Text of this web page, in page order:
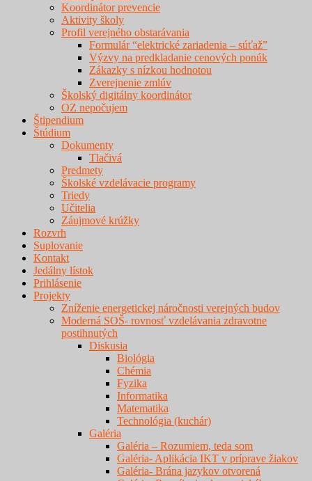
Koordinátor prevencie
Aktivity školy
Profil verejného obstarávania
Formulár “elektrické zariadenia – súťaž”
Výzvy na predkladanie cenových ponúk
Zákazky s nízkou hodnotou
Zverejnenie zmlúv
Školský digitálny koordinátor
OZ nepočujem
Štipendium
Štúdium
Dokumenty
Tlačivá
Predmety
Školské vzdelávacie programy
Triedy
Učitelia
Záujmové krúžky
Rozvrh
Suplovanie
Kontakt
Jedálny lístok
Prihlásenie
Projekty
Zníženie energetickej náročnosti verejných budov
Moderná SOŠ- rovnosť vzdelávania zdravotne
postihnutých
Diskusia
Biológia
Chémia
Fyzika
Informatika
Matematika
Technológia (kuchár)
Galéria
Galéria – Rozumiem, teda som
Galéria- Aplikácia IKT v príprave žiakov
Galéria- Brána jazykov otvorená